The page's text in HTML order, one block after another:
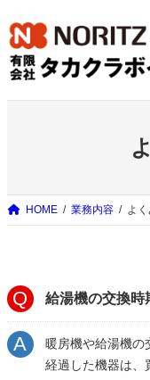
容
を
ス
キ
HOME 業務内容 よ
給湯機の交換時
暖房機や給湯機の
経過した機器は、